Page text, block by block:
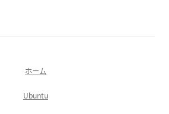
ホーム
Ubuntu